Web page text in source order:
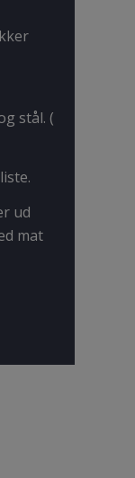
stål. (
ud
mat